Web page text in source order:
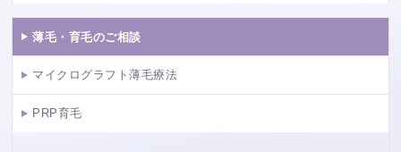
薄毛・育毛のご相談
マイクログラフト薄毛療法
PRP育毛